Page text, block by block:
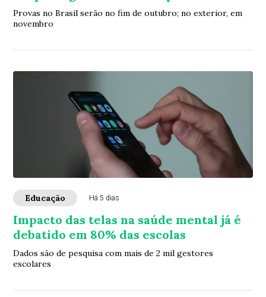
Provas no Brasil serão no fim de outubro; no exterior, em
novembro
Educação Há 5 dias
Impacto das telas na saúde mental já é
debatido em 80% das escolas
Dados são de pesquisa com mais de 2 mil gestores
escolares